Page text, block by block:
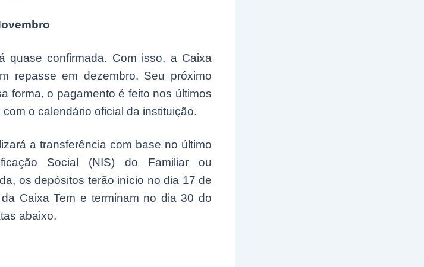
quase confirmada. Com isso, a Caixa
repasse em dezembro. Seu próximo
forma, o pagamento é feito nos últimos
o calendário oficial da instituição.
a transferência com base no último
Social (NIS) do Familiar ou
os depósitos terão início no dia 17 de
Caixa Tem e terminam no dia 30 do
abaixo.